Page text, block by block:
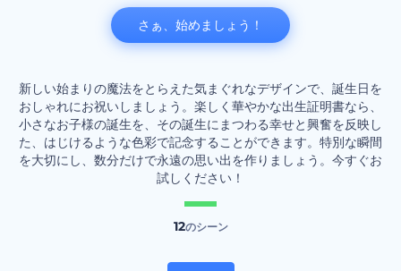
新しい始まりの魔法をとらえた気まぐれなデザインで、誕生日を
おしゃれにお祝いしましょう。楽しく華やかな出生証明書なら、
小さなお子様の誕生を、その誕生にまつわる幸せと興奮を反映し
た、はじけるような色彩で記念することができます。特別な瞬間
を大切にし、数分だけで永遠の思い出を作りましょう。今すぐお
試しください！
12のシーン
さぁ、始めましょう！